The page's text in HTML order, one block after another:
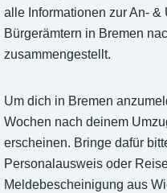
alle Informationen zur An- &
Bürgerämtern in Bremen
zusammengestellt.
Um dich in Bremen
Wochen nach deinem
erscheinen. Bringe dafür
Personalausweis oder
Meldebescheinigung aus